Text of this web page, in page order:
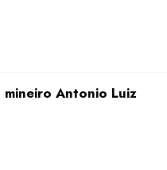
Antonio Luiz